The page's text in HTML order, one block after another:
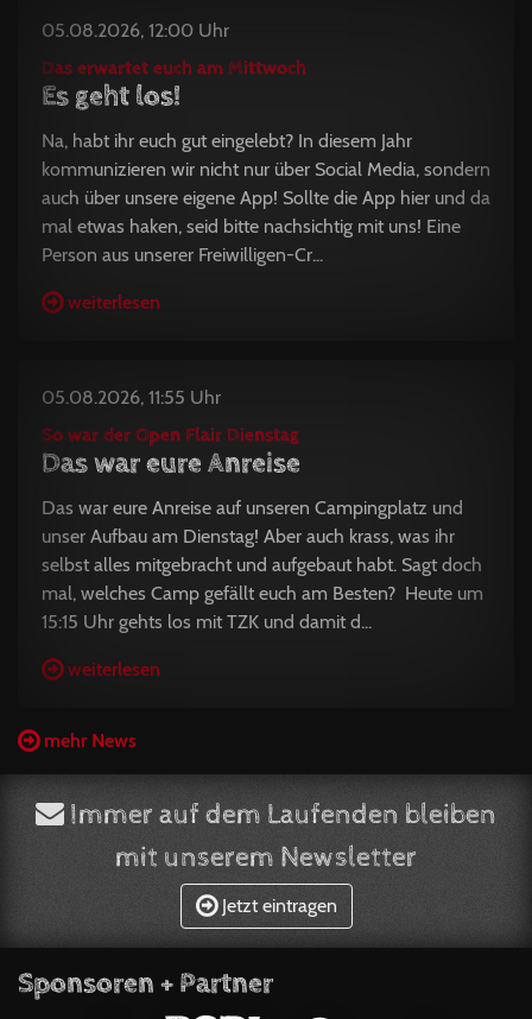
05.08.2026, 12:00 Uhr
Das erwartet euch am Mittwoch
Es geht los!
Na, habt ihr euch gut eingelebt? In diesem Jahr
kommunizieren wir nicht nur über Social Media, sondern
auch über unsere eigene App! Sollte die App hier und da
mal etwas haken, seid bitte nachsichtig mit uns! Eine
Person aus unserer Freiwilligen-Cr...
weiterlesen
05.08.2026, 11:55 Uhr
So war der Open Flair Dienstag
Das war eure Anreise
Das war eure Anreise auf unseren Campingplatz und
unser Aufbau am Dienstag! Aber auch krass, was ihr
selbst alles mitgebracht und aufgebaut habt. Sagt doch
mal, welches Camp gefällt euch am Besten? Heute um
15:15 Uhr gehts los mit TZK und damit d...
weiterlesen
mehr News
Immer auf dem Laufenden bleiben
mit unserem Newsletter
Jetzt eintragen
Sponsoren + Partner